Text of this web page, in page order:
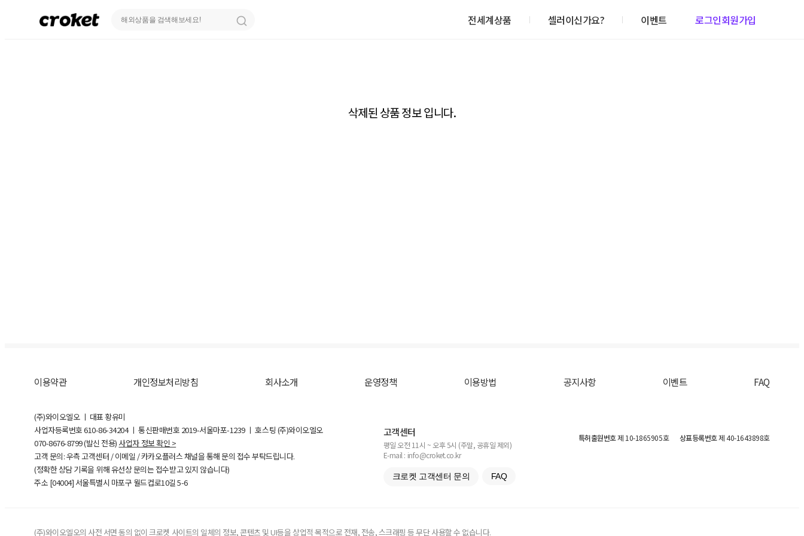
전세계상품 셀러이신가요? 이벤트 로그인회원가입
삭제된 상품 정보 입니다.
이용약관 개인정보처리방침 회사소개 운영정책 이용방법 공지사항 이벤트 FAQ
(주)와이오엘오 ㅣ 대표 황유미
사업자등록번호610-86-34204ㅣ 통신판매번호 2019-서울마포-1239 ㅣ 호스팅 (주)와이오엘오
070-8676-8799 (발신 전용) 사업자 정보 확인 >
고객 문의: 우측 고객센터 / 이메일 / 카카오플러스 채널을 통해 문의 접수 부탁드립니다.
(정확한 상담 기록을 위해 유선상 문의는 접수받고 있지 않습니다)
주소 [04004] 서울특별시 마포구 월드컵로10길5-6
고객센터
평일 오전 11시 ~ 오후 5시 (주말, 공휴일 제외)
E-mail : info@croket.co.kr
크로켓 고객센터 문의 FAQ
특허출원번호제 10-1865905호 상표등록번호제 40-1643898호
(주)와이오엘오의 사전 서면 동의 없이 크로켓 사이트의 일체의 정보, 콘텐츠 및 UI등을 상업적 목적으로 전재, 전송, 스크래핑 등 무단 사용할 수 없습니다.